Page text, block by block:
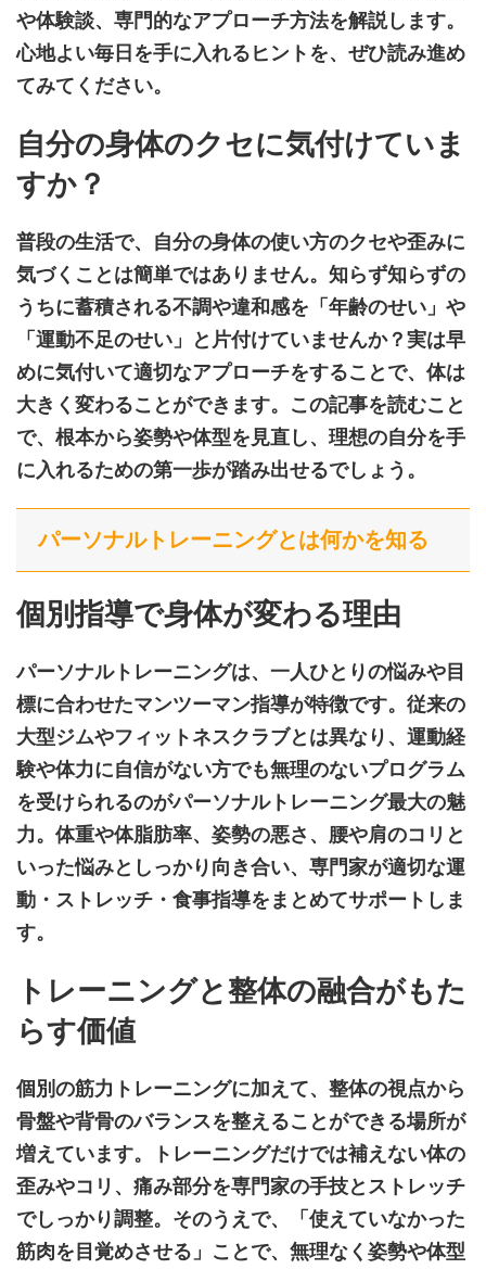
や体験談、専門的なアプローチ方法を解説します。
心地よい毎日を手に入れるヒントを、ぜひ読み進め
てみてください。
自分の身体のクセに気付けていま
すか ？
普段の生活で、自分の身体の使い方のクセや歪みに
気づくことは簡単ではありません。知らず知らずの
うちに蓄積される不調や違和感を「年齢のせい」や
「運動不足のせい」と片付けていませんか？実は早
めに気付いて適切なアプローチをすることで、体は
大きく変わることができます。この記事を読むこと
で、根本から姿勢や体型を見直し、理想の自分を手
に入れるための第一歩が踏み出せるでしょう。
パーソナルトレーニングとは何かを知る
個別指導で身体が変わる理由
パーソナルトレーニングは、一人ひとりの悩みや目
標に合わせたマンツーマン指導が特徴です。従来の
大型ジムやフィットネスクラブとは異なり、運動経
験や体力に自信がない方でも無理のないプログラム
を受けられるのがパーソナルトレーニング最大の魅
力。体重や体脂肪率、姿勢の悪さ、腰や肩のコリと
いった悩みとしっかり向き合い、専門家が適切な運
動・ストレッチ・食事指導をまとめてサポートしま
す。
トレーニングと整体の融合がもた
らす価値
個別の筋力トレーニングに加えて、整体の視点から
骨盤や背骨のバランスを整えることができる場所が
増えています。トレーニングだけでは補えない体の
歪みやコリ、痛み部分を専門家の手技とストレッチ
でしっかり調整。そのうえで、「使えていなかった
筋肉を目覚めさせる」ことで、無理なく姿勢や体型